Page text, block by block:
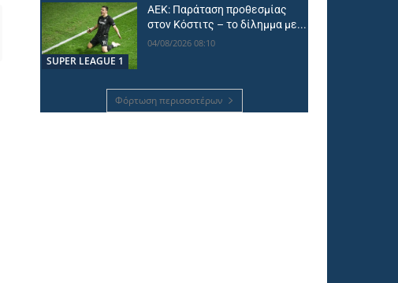
SUPER LEAGUE 1
ΑΕΚ: Παράταση προθεσμίας
στον Κόστιτς – το δίλημμα με...
04/08/2026 08:10
Φόρτωση περισσοτέρων